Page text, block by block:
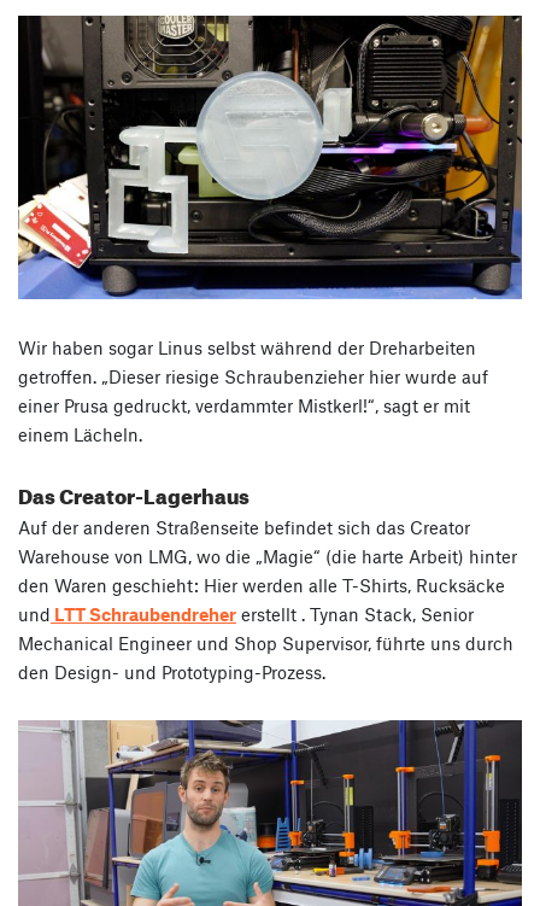
Wir haben sogar Linus selbst während der Dreharbeiten
getroffen. „Dieser riesige Schraubenzieher hier wurde auf
einer Prusa gedruckt, verdammter Mistkerl!“, sagt er mit
einem Lächeln.
Das Creator-Lagerhaus
Auf der anderen Straßenseite befindet sich das Creator
Warehouse von LMG, wo die „Magie“ (die harte Arbeit) hinter
den Waren geschieht: Hier werden alle T-Shirts, Rucksäcke
und LTT Schraubendreher erstellt . Tynan Stack, Senior
Mechanical Engineer und Shop Supervisor, führte uns durch
den Design- und Prototyping-Prozess.